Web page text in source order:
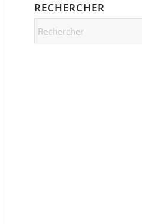
RECHERCHER